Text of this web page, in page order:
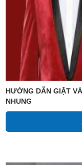
HƯỚNG DẪN GIẶT
NHUNG